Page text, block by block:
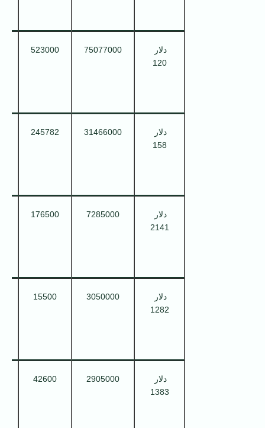
دلار
120
75077000
523000
دلار
158
31466000
245782
دلار
2141
7285000
176500
دلار
1282
3050000
15500
دلار
1383
2905000
42600